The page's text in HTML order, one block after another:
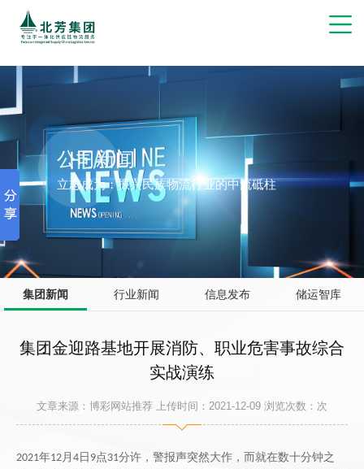
博彩网站推荐
公司新闻
立志成为：振兴民族物流行业的中流砥柱
集团新闻 行业新闻 信息发布 储运智库
集团金迎路基地开展消防、职业危害事故综合
实战演练
文章来源：博彩网站推荐 上传时间：2021-12-09 浏览次数： 次
2021年12月 4 日 9点31分许，警报声突然大作，而就在数十分钟之